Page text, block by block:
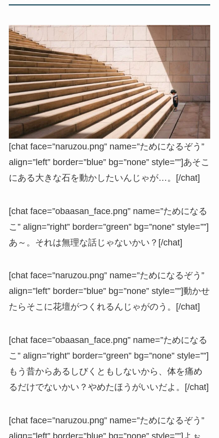
[chat face=”naruzou.png” name=”ためになるぞう”
align=”left” border=”blue” bg=”none” style=””]あそこ
にある大きな石を動かしたいんじゃが…。[/chat]
[chat face=”obaasan_face.png” name=”ためになる
こ” align=”right” border=”green” bg=”none” style=””]
あ～。それは無理な話じゃないかい？[/chat]
[chat face=”naruzou.png” name=”ためになるぞう”
align=”left” border=”blue” bg=”none” style=””]動かせ
たらそこに花壇がつくれるんじゃがのう。[/chat]
[chat face=”obaasan_face.png” name=”ためになる
こ” align=”right” border=”green” bg=”none” style=””]
もう昔からあるしびくともしないから、体を痛め
るだけでないかい？やめたほうがいいだよ。[/chat]
[chat face=”naruzou.png” name=”ためになるぞう”